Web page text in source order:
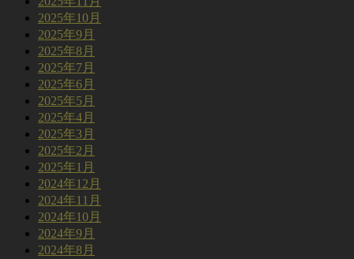
2025年10月
2025年9月
2025年8月
2025年7月
2025年6月
2025年5月
2025年4月
2025年3月
2025年2月
2025年1月
2024年12月
2024年11月
2024年10月
2024年9月
2024年8月